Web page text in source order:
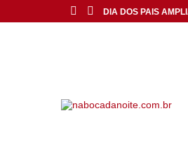
DIA DOS PAIS